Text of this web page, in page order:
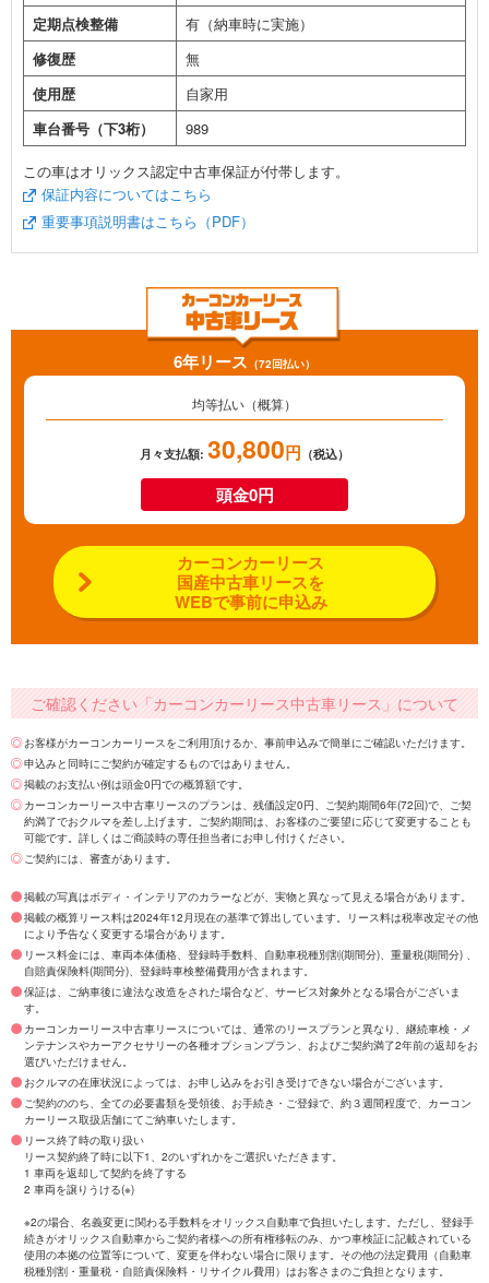
定期点検整備
有（納車時に実施）
修復歴
無
使用歴
自家用
車台番号（下3桁）
989
この車はオリックス認定中古車保証が付帯します。
保証内容についてはこちら
重要事項説明書はこちら（PDF）
6年リース （72回払い）
均等払い（概算）
月々支払額: 30,800円 （税込）
頭金0円
カーコンカーリース
国産中古車リースを
WEBで事前に申込み
ご確認ください「カーコンカーリース中古車リース」について
お客様がカーコンカーリースをご利用頂けるか、事前申込みで簡単にご確認いただけます。
申込みと同時にご契約が確定するものではありません。
掲載のお支払い例は頭金0円での概算額です。
カーコンカーリース中古車リースのプランは、残価設定0円、ご契約期間6年(72回)で、ご契
約満了でおクルマを差し上げます。ご契約期間は、お客様のご要望に応じて変更することも
可能です。詳しくはご商談時の専任担当者にお申し付けください。
ご契約には、審査があります。
掲載の写真はボディ・インテリアのカラーなどが、実物と異なって見える場合があります。
掲載の概算リース料は2024年12月現在の基準で算出しています。リース料は税率改定その他
により予告なく変更する場合があります。
リース料金には、車両本体価格、登録時手数料、自動車税種別割(期間分)、重量税(期間分) 、
自賠責保険料(期間分)、登録時車検整備費用が含まれます。
保証は、ご納車後に違法な改造をされた場合など、サービス対象外となる場合がございま
す。
カーコンカーリース中古車リースについては、通常のリースプランと異なり、継続車検・メ
ンテナンスやカーアクセサリーの各種オプションプラン、およびご契約満了2年前の返却をお
選びいただけません。
おクルマの在庫状況によっては、お申し込みをお引き受けできない場合がございます。
ご契約ののち、全ての必要書類を受領後、お手続き・ご登録で、約３週間程度で、カーコン
カーリース取扱店舗にてご納車いたします。
リース終了時の取り扱い
リース契約終了時に以下1、2のいずれかをご選択いただきます。
1 車両を返却して契約を終了する
2 車両を譲りうける(※)
※2の場合、名義変更に関わる手数料をオリックス自動車で負担いたします。ただし、登録手
続きがオリックス自動車からご契約者様への所有権移転のみ、かつ車検証に記載されている
使用の本拠の位置等について、変更を伴わない場合に限ります。その他の法定費用（自動車
税種別割・重量税・自賠責保険料・リサイクル費用）はお客さまのご負担となります。